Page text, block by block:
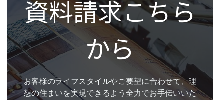
資料請求こちら
から
お客様のライフスタイルやご要望に合わせて、理
想の住まいを実現できるよう全力でお手伝いいた